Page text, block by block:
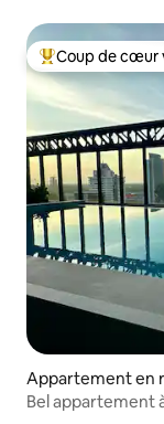
Coups de cœur
Coup de cœur
Appartement en
Sierra
Bel appartement